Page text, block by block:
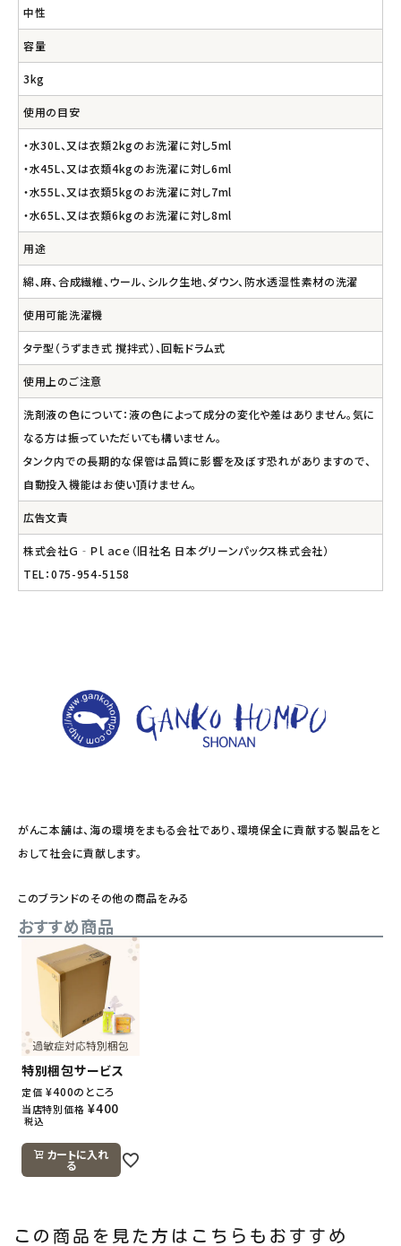
中性
容量
3kg
使用の目安
・水30L、又は衣類2kgのお洗濯に対し5ml
・水45L、又は衣類4kgのお洗濯に対し6ml
・水55L、又は衣類5kgのお洗濯に対し7ml
・水65L、又は衣類6kgのお洗濯に対し8ml
用途
綿、麻、合成繊維、ウール、シルク生地、ダウン、防水透湿性素材の洗濯
使用可能洗濯機
タテ型（うずまき式 撹拌式）、回転ドラム式
使用上のご注意
洗剤液の色について：液の色によって成分の変化や差はありません。気に
なる方は振っていただいても構いません。
タンク内での長期的な保管は品質に影響を及ぼす恐れがありますので、
自動投入機能はお使い頂けません。
広告文責
株式会社Ｇ‐Ｐｌａｃｅ（旧社名 日本グリーンパックス株式会社）
TEL：075-954-5158
がんこ本舗は、海の環境をまもる会社であり、環境保全に貢献する製品をと
おして社会に貢献します。
このブランドのその他の商品をみる
おすすめ商品
特別梱包サービス
定価 ¥400のところ
当店特別価格 ¥400
税込
カートに入れ
る
この商品を見た方はこちらもおすすめ